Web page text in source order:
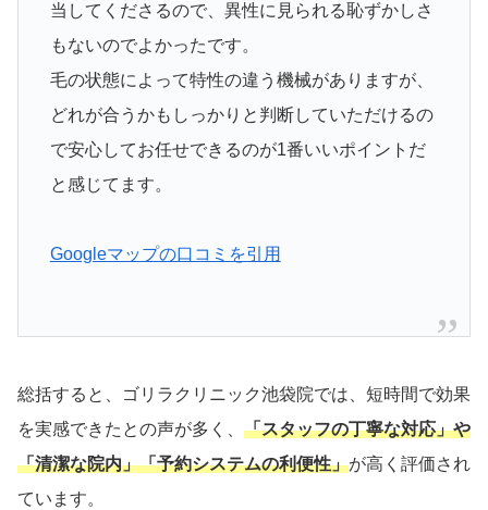
当してくださるので、異性に見られる恥ずかしさ
もないのでよかったです。
毛の状態によって特性の違う機械がありますが、
どれが合うかもしっかりと判断していただけるの
で安心してお任せできるのが1番いいポイントだ
と感じてます。
Googleマップの口コミを引用
総括すると、ゴリラクリニック池袋院では、短時間で効果
を実感できたとの声が多く、 「スタッフの丁寧な対応」や
「清潔な院内」「予約システムの利便性」が高く評価され
ています。